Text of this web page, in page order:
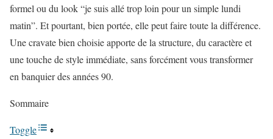
formel ou du look “je suis allé trop loin pour un simple lundi
matin”. Et pourtant, bien portée, elle peut faire toute la différence.
Une cravate bien choisie apporte de la structure, du caractère et
une touche de style immédiate, sans forcément vous transformer
en banquier des années 90.
Sommaire
Toggle